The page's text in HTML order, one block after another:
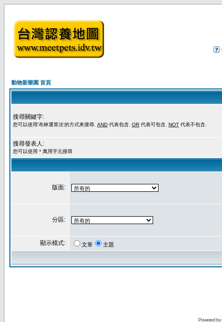
動物新樂園 首頁
搜尋關鍵字:
您可以使用'布林運算法'的方式來搜尋. AND 代表包含. OR 代表可包含. NOT 代表不包含.
搜尋發表人:
您可以使用 * 萬用字元搜尋
版面:
分區:
顯示模式: 文章 主題
Powered by